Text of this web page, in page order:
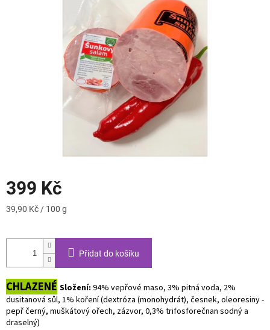
399 Kč
Měrná
39,90 Kč / 100 g
Přidat do košíku
CHLAZENÉ Složení: 94% vepřové maso, 3% pitná voda, 2%
dusitanová sůl, 1% koření (dextróza (monohydrát), česnek, oleoresiny -
pepř černý, muškátový ořech, zázvor, 0,3% trifosforečnan sodný a
draselný)